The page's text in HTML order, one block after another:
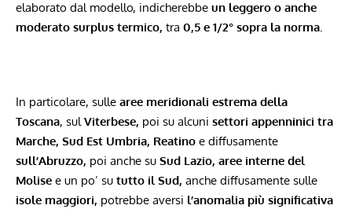
elaborato dal modello, indicherebbe un leggero o anche
moderato surplus termico, tra 0,5 e 1/2° sopra la norma.
In particolare, sulle aree meridionali estrema della
Toscana, sulViterbese, poi su alcuni settori appenninici tra
Marche, Sud Est Umbria, Reatino e diffusamente
sull’Abruzzo, poi anche su Sud Lazio, aree interne del
Molise e un po’ su tutto il Sud, anche diffusamente sulle
isole maggiori, potrebbe aversi l’anomalia più significativa